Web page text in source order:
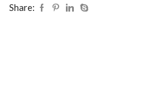
Share: